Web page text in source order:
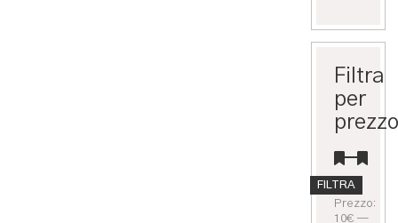
Filtra
per
prezzo
Prezzo
Min
Prezzo
Max
FILTRA
Prezzo:
10€ —